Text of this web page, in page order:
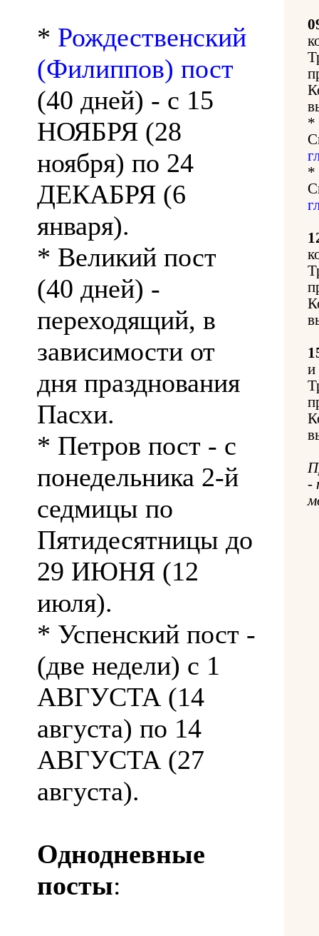
* Рождественский
(Филиппов) пост
(40 дней) - с 15
НОЯБРЯ (28
ноября) по 24
ДЕКАБРЯ (6
января).
* Великий пост
(40 дней) -
переходящий, в
зависимости от
дня празднования
Пасхи.
* Петров пост - с
понедельника 2-й
седмицы по
Пятидесятницы до
29 ИЮНЯ (12
июля).
* Успенский пост -
(две недели) с 1
АВГУСТА (14
августа) по 14
АВГУСТА (27
августа).
Однодневные
посты:
*
*
и
-